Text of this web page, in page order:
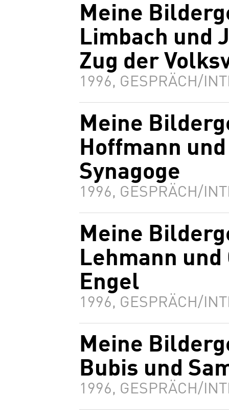
Meine
Limbach und
Zug der
1996, GESPRÄCH/
Meine
Hoffmann
Synagoge
1996, GESPRÄCH/
Meine
Lehmann und
Engel
1996, GESPRÄCH/
Meine
Bubis und
1996, GESPRÄCH/